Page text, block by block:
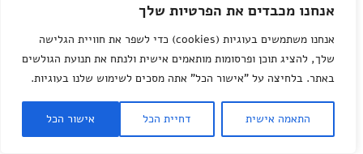
אנחנו מכבדים את הפרטיות שלך
אנחנו משתמשים בעוגיות (cookies) כדי לשפר את חוויית הגלישה
שלך, להציג תוכן ופרסומות מותאמים אישית ולנתח את תנועת הגולשים
באתר. בלחיצה על "אישור הכל" אתה מסכים לשימוש שלנו בעוגיות.
התאמה אישית דחיית הכל אישור הכל